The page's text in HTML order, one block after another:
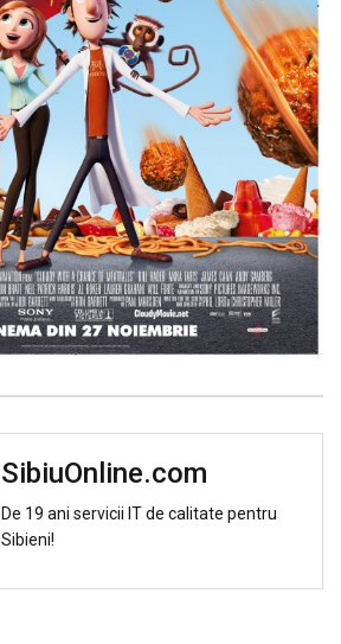
SibiuOnline.com
De 19 ani servicii IT de calitate pentru
Sibieni!